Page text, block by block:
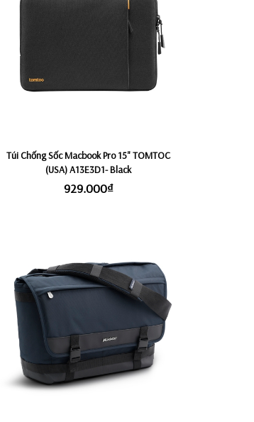
Túi Chống Sốc Macbook Pro 15" TOMTOC
(USA) A13E3D1- Black
929.000₫